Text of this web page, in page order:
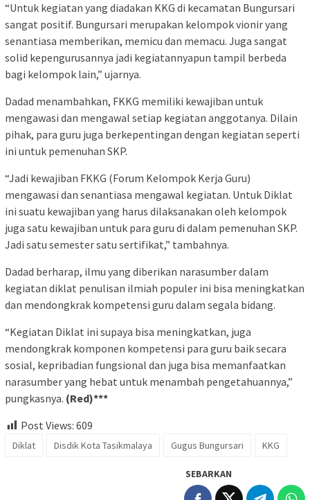
“Untuk kegiatan yang diadakan KKG di kecamatan Bungursari
sangat positif. Bungursari merupakan kelompok vionir yang
senantiasa memberikan, memicu dan memacu. Juga sangat
solid kepengurusannya jadi kegiatannyapun tampil berbeda
bagi kelompok lain,” ujarnya.
Dadad menambahkan, FKKG memiliki kewajiban untuk
mengawasi dan mengawal setiap kegiatan anggotanya. Dilain
pihak, para guru juga berkepentingan dengan kegiatan seperti
ini untuk pemenuhan SKP.
“Jadi kewajiban FKKG (Forum Kelompok Kerja Guru)
mengawasi dan senantiasa mengawal kegiatan. Untuk Diklat
ini suatu kewajiban yang harus dilaksanakan oleh kelompok
juga satu kewajiban untuk para guru di dalam pemenuhan SKP.
Jadi satu semester satu sertifikat,” tambahnya.
Dadad berharap, ilmu yang diberikan narasumber dalam
kegiatan diklat penulisan ilmiah populer ini bisa meningkatkan
dan mendongkrak kompetensi guru dalam segala bidang.
“Kegiatan Diklat ini supaya bisa meningkatkan, juga
mendongkrak komponen kompetensi para guru baik secara
sosial, kepribadian fungsional dan juga bisa memanfaatkan
narasumber yang hebat untuk menambah pengetahuannya,”
pungkasnya. (Red)***
Post Views: 609
Diklat Disdik Kota Tasikmalaya Gugus Bungursari KKG
SEBARKAN